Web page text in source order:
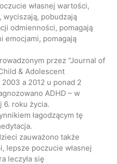
własnej wartości,
wyciszają, pobudzają
odmienności, pomagają
emocjami, pomagają
przez “Journal of
& Adolescent
a 2012 u ponad 2
ADHD – w
6. roku życia.
łagodzącym tę
zauważono także
lepsze poczucie własnej
leczyła się